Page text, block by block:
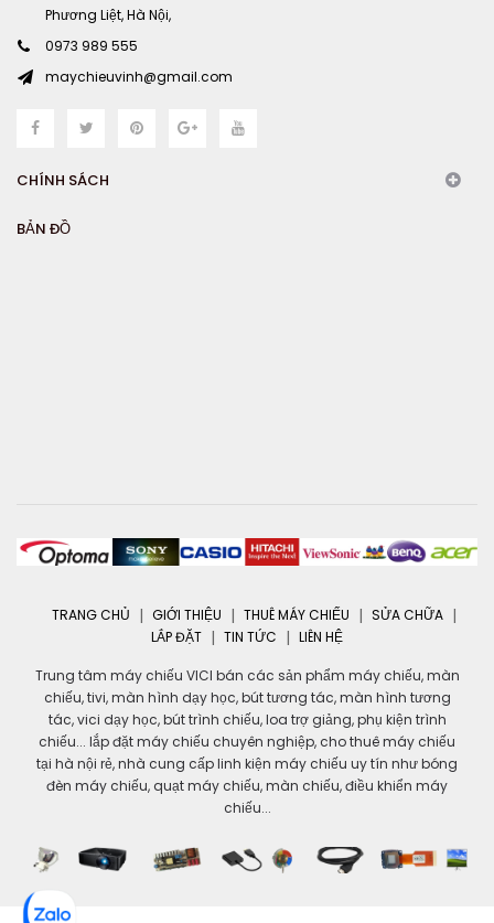
Phương Liệt, Hà Nội,
0973 989 555
maychieuvinh@gmail.com
CHÍNH SÁCH
BẢN ĐỒ
TRANG CHỦ GIỚI THIỆU THUÊ MÁY CHIẾU
SỬA CHỮA
LẮP ĐẶT
TIN TỨC LIÊN HỆ
Trung tâm máy chiếu VICI bán các sản phẩm máy chiếu, màn
chiếu, tivi, màn hình dạy học, bút tương tác, màn hình tương
tác, vici dạy học, bút trình chiếu, loa trợ giảng, phụ kiện trình
chiếu... lắp đặt máy chiếu chuyên nghiệp, cho thuê máy chiếu
tại hà nội rẻ, nhà cung cấp linh kiện máy chiếu uy tín như bóng
đèn máy chiếu, quạt máy chiếu, màn chiếu, điều khiển máy
chiếu...